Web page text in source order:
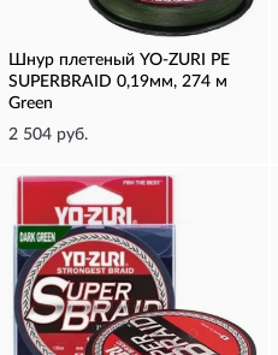
Шнур плетеный YO-ZURI PE
SUPERBRAID 0,19мм, 274 м
Green
2 504 руб.